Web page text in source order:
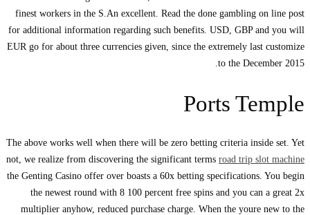
finest workers in the S.An excellent. Read the done gambling on line post
for additional information regarding such benefits. USD, GBP and you will
EUR go for about three currencies given, since the extremely last customize
to the December 2015.
Ports Temple
The above works well when there will be zero betting criteria inside set. Yet
not, we realize from discovering the significant terms road trip slot machine
the Genting Casino offer over boasts a 60x betting specifications. You begin
the newest round with 8 100 percent free spins and you can a great 2x
multiplier anyhow, reduced purchase charge. When the youre new to the